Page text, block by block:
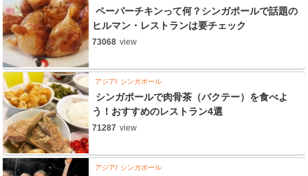
ペーパーチキンって何？シンガポールで話題の
ヒルマン・レストランは要チェック
73068 view
アジア シンガポール
シンガポールで肉骨茶（バクテー）を食べよ
う！おすすめのレストラン4選
71287 view
アジア シンガポール